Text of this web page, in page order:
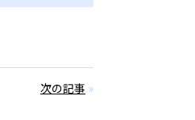
次の記事 »